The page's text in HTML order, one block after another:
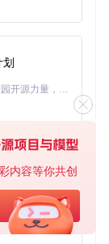
内容等你共创
，它
同时不过于
遇到DNS解析
是更好的选
绕过DNS解
是不错的选
划
「源启盛夏」暑期校园开发者成长计划旨在激活校园开源力量，通过积分激励、认证扶持、资源倾斜等形式，引导高校组织和开发者完成「入驻 — 建项目 — 做贡献 — 获认证 — 得资源」的完整闭环。无论你是想带领社团入驻平台的组织者，还是希望用代码贡献证明自己的开发者，都能在这里找到属于你的成长路径。
基于Python的Xiaozhi AI，适用于想要完整Xiaozhi体验而无需拥有专用硬件的用户。